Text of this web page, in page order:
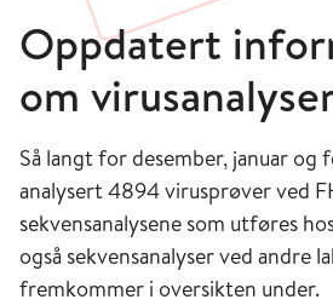
Oppdatert
om
Så langt for desember, januar og
analysert 4894 virusprøver ved
sekvensanalysene som utføres
også sekvensanalyser ved andre
fremkommer i oversikten under.